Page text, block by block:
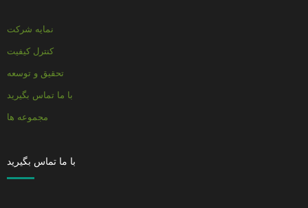
نمایه شرکت
کنترل کیفیت
تحقیق و توسعه
با ما تماس بگیرید
مجموعه ها
با ما تماس بگیرید